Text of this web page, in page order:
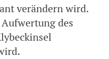
verändern wird.
des